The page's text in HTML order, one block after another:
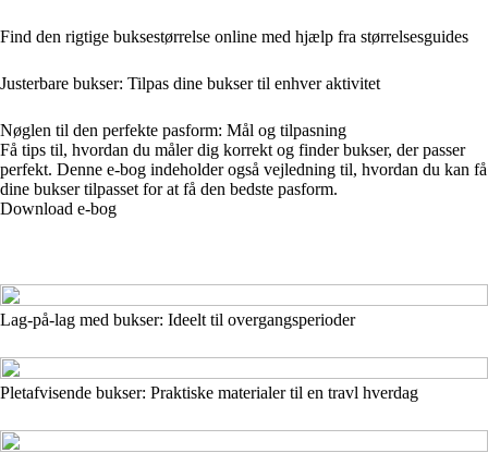
Find den rigtige buksestørrelse online med hjælp fra størrelsesguides
Justerbare bukser: Tilpas dine bukser til enhver aktivitet
Nøglen til den perfekte pasform: Mål og tilpasning
Få tips til, hvordan du måler dig korrekt og finder bukser, der passer
perfekt. Denne e-bog indeholder også vejledning til, hvordan du kan få
dine bukser tilpasset for at få den bedste pasform.
Download e-bog
Lag-på-lag med bukser: Ideelt til overgangsperioder
Pletafvisende bukser: Praktiske materialer til en travl hverdag